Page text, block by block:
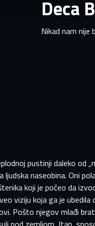
završetku registracije,
ako je
EMAIL
adresa e-pošte već
Deca
Nikad nam nije
pustinji daleko od
ljudska naseobina. Oni
koji je počeo da
viziju koja ga je
Pošto njegov mlađi